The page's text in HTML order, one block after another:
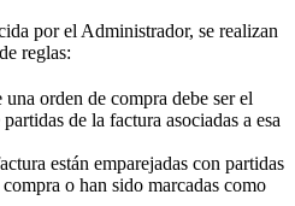
por el Administrador, se realizan
reglas:
orden de compra debe ser el
de la factura asociadas a esa
están emparejadas con partidas
o han sido marcadas como